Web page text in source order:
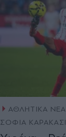
ΑΘΛΗΤΙΚΑ ΝΕΑ
ΣΟΦΙΑ